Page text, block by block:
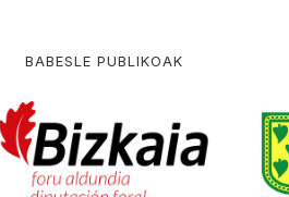
BABESLE PUBLIKOAK